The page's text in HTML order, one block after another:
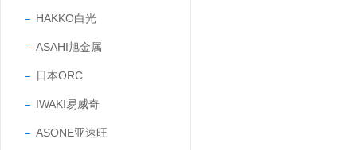
HAKKO白光
ASAHI旭金属
日本ORC
IWAKI易威奇
ASONE亚速旺